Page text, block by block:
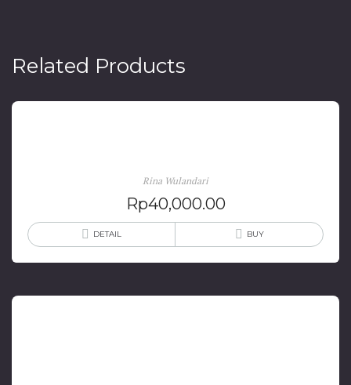
Related Products
Rina Wulandari
Rp40,000.00
DETAIL BUY